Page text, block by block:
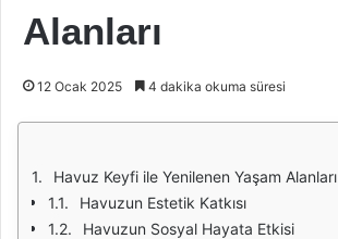
Alanları
12 Ocak 2025 4 dakika okuma süresi
Havuz Keyfi ile Yenilenen Yaşam Alanları
Havuzun Estetik Katkısı
Havuzun Sosyal Hayata Etkisi